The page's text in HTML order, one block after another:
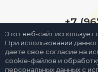
+7
Этот веб-сайт использует
При использовании
даете свое согласие на
cookie-файлов и
персональных данных с